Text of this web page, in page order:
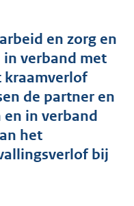
d
s
g
r
o
t
t
e
:
en zorg en
verband met
kraamverlof
de partner en
in verband
het
bij